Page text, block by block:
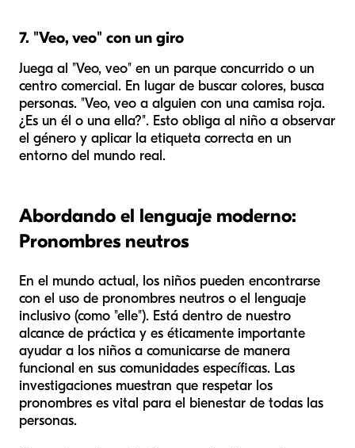
7. "Veo, veo" con un giro
Juega al "Veo, veo" en un parque concurrido o un
centro comercial. En lugar de buscar colores, busca
personas. "Veo, veo a alguien con una camisa roja.
¿Es un él o una ella?". Esto obliga al niño a observar
el género y aplicar la etiqueta correcta en un
entorno del mundo real.
Abordando el lenguaje moderno:
Pronombres neutros
En el mundo actual, los niños pueden encontrarse
con el uso de pronombres neutros o el lenguaje
inclusivo (como "elle"). Está dentro de nuestro
alcance de práctica y es éticamente importante
ayudar a los niños a comunicarse de manera
funcional en sus comunidades específicas. Las
investigaciones muestran que respetar los
pronombres es vital para el bienestar de todas las
personas.